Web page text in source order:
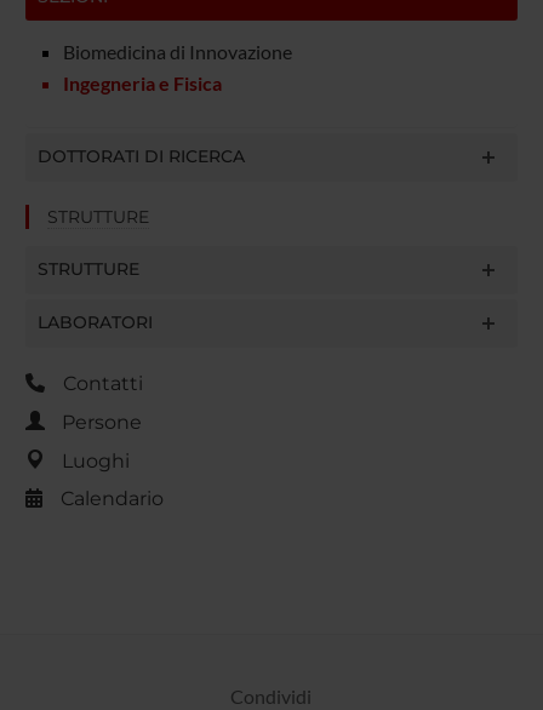
Biomedicina di Innovazione
Ingegneria e Fisica
DOTTORATI DI RICERCA
STRUTTURE
STRUTTURE
LABORATORI
Contatti
Persone
Luoghi
Calendario
Condividi